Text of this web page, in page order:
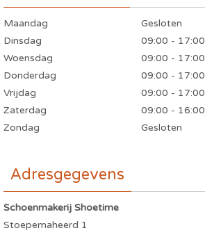
Maandag
Gesloten
Dinsdag
09:00 - 17:00
Woensdag
09:00 - 17:00
Donderdag
09:00 - 17:00
Vrijdag
09:00 - 17:00
Zaterdag
09:00 - 16:00
Zondag
Gesloten
Adresgegevens
Schoenmakerij Shoetime
Stoepemaheerd 1